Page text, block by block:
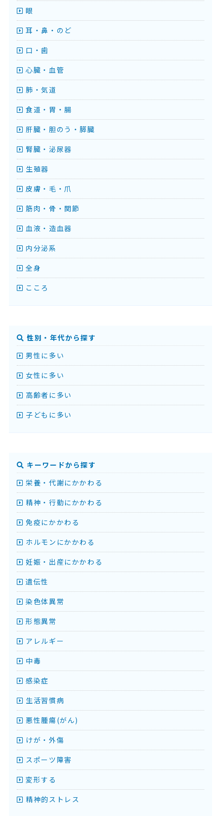
眼
耳・鼻・のど
口・歯
心臓・血管
肺・気道
食道・胃・腸
肝臓・胆のう・膵臓
腎臓・泌尿器
生殖器
皮膚・毛・爪
筋肉・骨・関節
血液・造血器
内分泌系
全身
こころ
性別・年代から探す
男性に多い
女性に多い
高齢者に多い
子どもに多い
キーワードから探す
栄養・代謝にかかわる
精神・行動にかかわる
免疫にかかわる
ホルモンにかかわる
妊娠・出産にかかわる
遺伝性
染色体異常
形態異常
アレルギー
中毒
感染症
生活習慣病
悪性腫瘍(がん)
けが・外傷
スポーツ障害
変形する
精神的ストレス